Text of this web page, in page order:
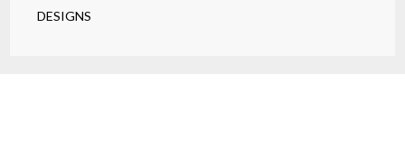
DESIGNS